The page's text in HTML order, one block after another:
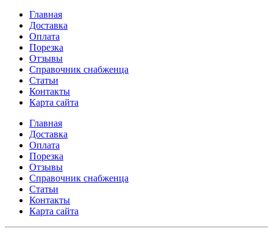
Главная
Доставка
Оплата
Порезка
Отзывы
Справочник снабженца
Статьи
Контакты
Карта сайта
Главная
Доставка
Оплата
Порезка
Отзывы
Справочник снабженца
Статьи
Контакты
Карта сайта